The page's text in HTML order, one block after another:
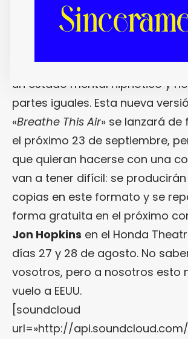
zumbones, en su nueva versión
aumenta el tempo, sino que se
trenzarlo con la voz deJames
un estado mental hipnótico y
partes iguales. Esta nueva
«Breathe This Air» se lanzará
el próximo 23 de septiembre,
que quieran hacerse con una
van a tener difícil: se producirán
copias en este formato y se
forma gratuita en el próximo
Jon Hopkins en el Honda
días 27 y 28 de agosto. No
vosotros, pero a nosotros esto
vuelo a EEUU.
[soundcloud
url=»http://